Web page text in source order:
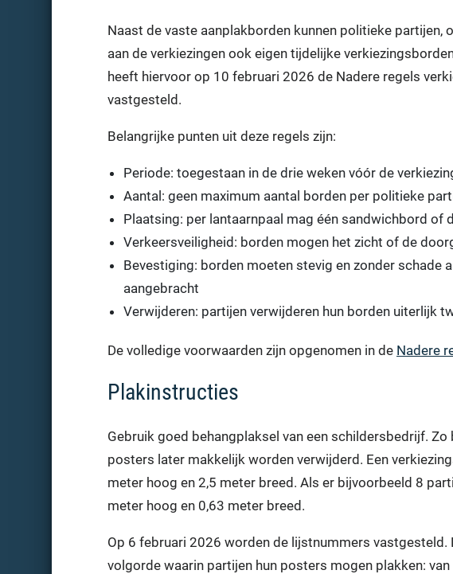
Naast de vaste aanplakborden kunnen politieke partijen,
aan de verkiezingen ook eigen tijdelijke
heeft hiervoor op 10 februari 2026 de Nadere regels
vastgesteld.
Belangrijke punten uit deze regels zijn:
Periode: toegestaan in de drie weken vóór de
Aantal: geen maximum aantal borden per politieke
Plaatsing: per lantaarnpaal mag één sandwichbord of
Verkeersveiligheid: borden mogen het zicht of de
Bevestiging: borden moeten stevig en zonder schade
aangebracht
Verwijderen: partijen verwijderen hun borden uiterlijk
De volledige voorwaarden zijn opgenomen in de Nadere
Plakinstructies
Gebruik goed behangplaksel van een schildersbedrijf.
posters later makkelijk worden verwijderd. Een
meter hoog en 2,5 meter breed. Als er bijvoorbeeld 8
meter hoog en 0,63 meter breed.
Op 6 februari 2026 worden de lijstnummers
volgorde waarin partijen hun posters mogen plakken: